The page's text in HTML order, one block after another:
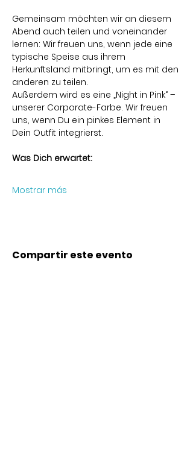
Gemeinsam möchten wir an diesem
Abend auch teilen und voneinander
lernen: Wir freuen uns, wenn jede eine
typische Speise aus ihrem
Herkunftsland mitbringt, um es mit den
anderen zu teilen.
Außerdem wird es eine „Night in Pink“ –
unserer Corporate-Farbe. Wir freuen
uns, wenn Du ein pinkes Element in
Dein Outfit integrierst.
Was Dich erwartet:
Mostrar más
Compartir este evento